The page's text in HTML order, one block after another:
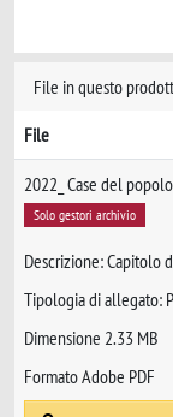
File in questo
File
2022_ Case del
Solo gestori archivio
Descrizione: Capitolo
Tipologia di allegato:
Dimensione 2.33 MB
Formato Adobe PDF